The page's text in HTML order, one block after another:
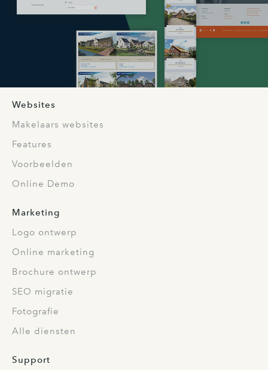
Websites
Makelaars websites
Features
Voorbeelden
Online Demo
Marketing
Logo ontwerp
Online marketing
Brochure ontwerp
SEO migratie
Fotografie
Alle diensten
Support